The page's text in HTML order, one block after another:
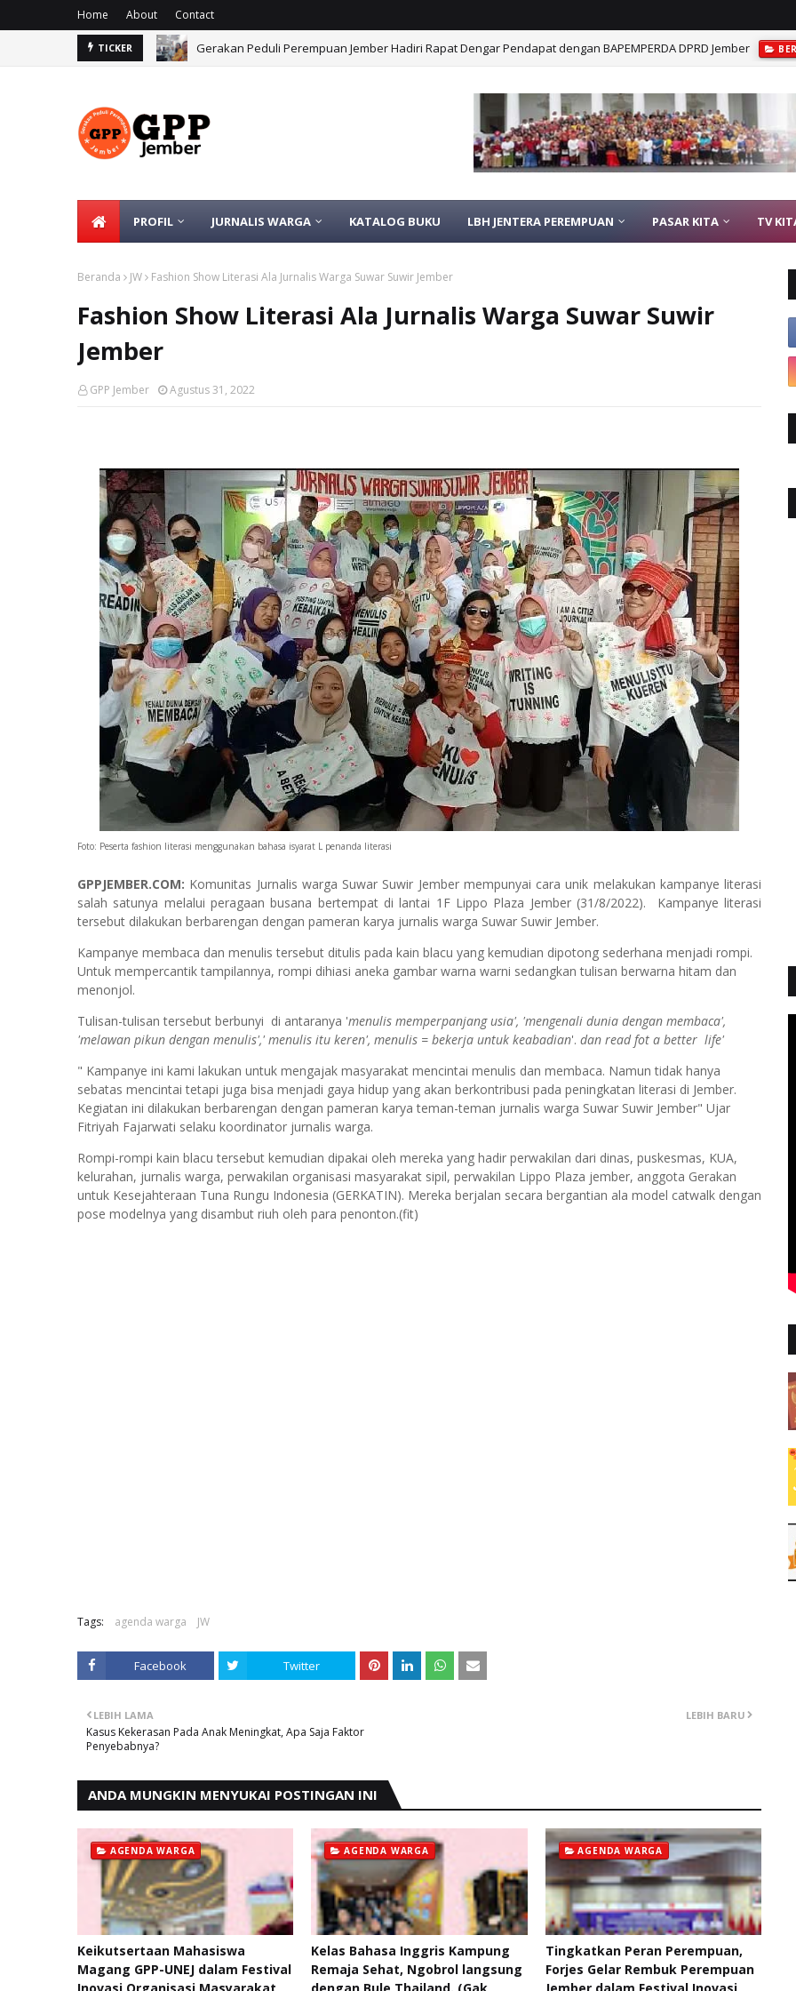
Home About Contact
TICKER Gerakan Peduli Perempuan Jember Hadiri Rapat Dengar Pendapat dengan BAPEMPERDA DPRD Jember
PROFIL JURNALIS WARGA KATALOG BUKU LBH JENTERA PEREMPUAN PASAR KITA TV
Beranda JW Fashion Show Literasi Ala Jurnalis Warga Suwar Suwir Jember
Fashion Show Literasi Ala Jurnalis Warga Suwar Suwir
Jember
GPP Jember Agustus 31, 2022
Foto: Peserta fashion literasi menggunakan bahasa isyarat L penanda literasi
GPPJEMBER.COM: Komunitas Jurnalis warga Suwar Suwir Jembermempunyai cara unik melakukan kampanye literasi
salah satunya melalui peragaan busana bertempat di lantai 1F Lippo Plaza Jember (31/8/2022). Kampanye literasi
tersebut dilakukan berbarengan dengan pameran karya jurnalis warga Suwar Suwir Jember.
Kampanye membaca dan menulis tersebut ditulis pada kain blacu yang kemudian dipotong sederhana menjadi rompi.
Untuk mempercantik tampilannya, rompi dihiasi aneka gambar warna warni sedangkan tulisan berwarna hitam dan
menonjol.
Tulisan-tulisan tersebut berbunyi di antaranya 'menulis memperpanjang usia', 'mengenali dunia dengan membaca',
'melawan pikun dengan menulis',' menulis itu keren', menulis = bekerja untuk keabadian'. dan read fot a better life'
" Kampanye ini kami lakukan untuk mengajak masyarakat mencintai menulis dan membaca. Namun tidak hanya
sebatas mencintai tetapi juga bisa menjadi gaya hidup yang akan berkontribusi pada peningkatan literasi di Jember.
Kegiatan ini dilakukan berbarengan dengan pameran karya teman-teman jurnalis warga Suwar Suwir Jember" Ujar
Fitriyah Fajarwati selaku koordinator jurnalis warga.
Rompi-rompi kain blacu tersebut kemudian dipakai oleh mereka yang hadir perwakilan dari dinas, puskesmas, KUA,
kelurahan, jurnalis warga, perwakilan organisasi masyarakat sipil, perwakilan Lippo Plaza jember, anggota Gerakan
untuk Kesejahteraan Tuna Rungu Indonesia (GERKATIN). Mereka berjalan secara bergantian ala model catwalk dengan
pose modelnya yang disambut riuh oleh para penonton.(fit)
Tags: agenda warga JW
Facebook Twitter
LEBIH BARU
LEBIH LAMA
Kasus Kekerasan Pada Anak Meningkat, Apa Saja Faktor
Penyebabnya?
ANDA MUNGKIN MENYUKAI POSTINGAN INI
AGENDA WARGA
Keikutsertaan Mahasiswa
Magang GPP-UNEJ dalam Festival
AGENDA WARGA
Kelas Bahasa Inggris Kampung
Remaja Sehat, Ngobrol langsung
AGENDA WARGA
Tingkatkan Peran Perempuan,
Forjes Gelar Rembuk Perempuan